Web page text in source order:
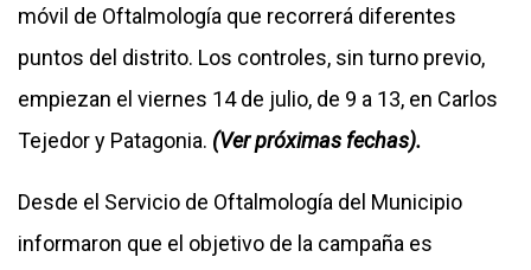
móvil de Oftalmología que recorrerá diferentes
puntos del distrito. Los controles, sin turno previo,
empiezan el viernes 14 de julio, de 9 a 13, en Carlos
Tejedor y Patagonia. (Ver próximas fechas).
Desde el Servicio de Oftalmología del Municipio
informaron que el objetivo de la campaña es